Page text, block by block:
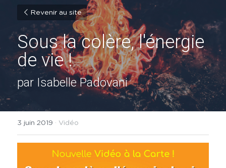
Revenir au site
Sous la colère, l'énergie
de vie !
par Isabelle Padovani
3 juin 2019 · Vidéo